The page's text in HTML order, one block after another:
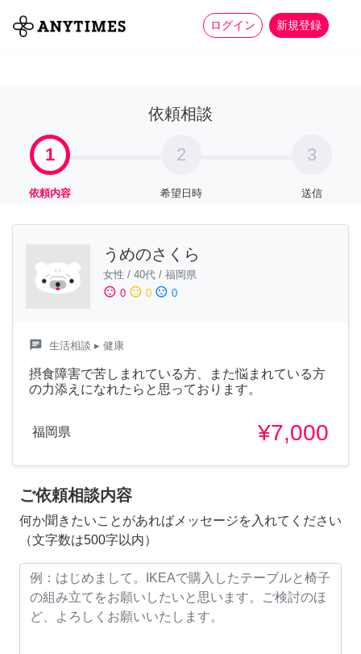
ログイン 新規登録
全て 家事 more_horiz
依頼相談
1
依頼内容
2
希望日時
3
送信
うめのさくら
女性 / 40代 / 福岡県
sentiment_satisfied 0 sentiment_neutral 0 sentiment_dissatisfied 0
chat 生活相談 ▸ 健康
摂食障害で苦しまれている方、また悩まれている方
の力添えになれたらと思っております。
福岡県 ¥7,000
ご依頼相談内容
何か聞きたいことがあればメッセージを入れてください
（文字数は500字以内）